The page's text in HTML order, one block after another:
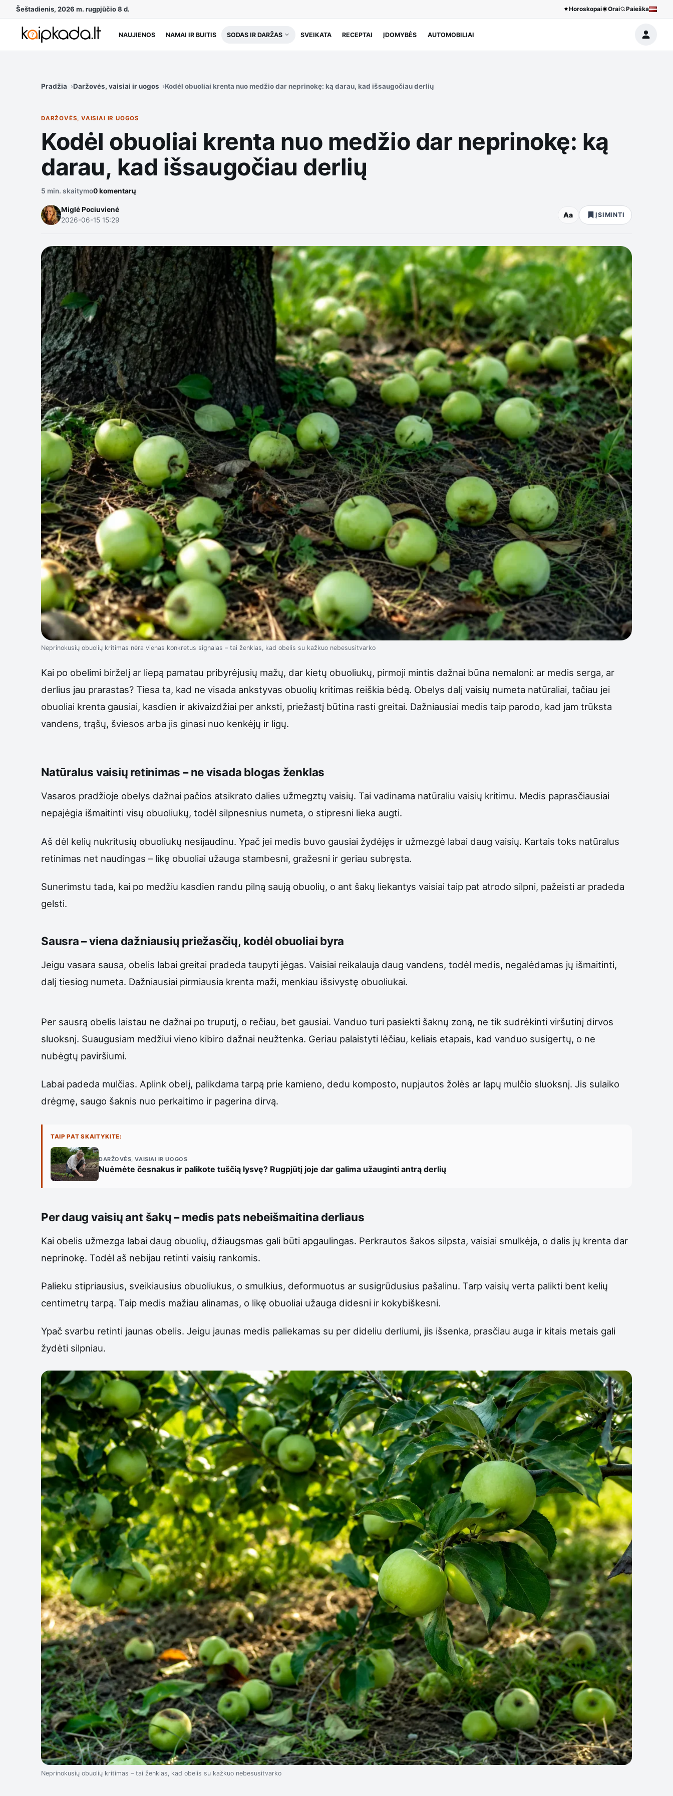
Šeštadienis, 2026 m. rugpjūčio 8 d. Horoskopai Orai Paieška
NAUJIENOS NAMAI IR BUITIS SODAS IR DARŽAS SVEIKATA RECEPTAI ĮDOMYBĖS AUTOMOBILIAI
Pradžia Daržovės, vaisiai ir uogos Kodėl obuoliai krenta nuo medžio dar neprinokę: ką darau, kad išsaugočiau derlių
DARŽOVĖS, VAISIAI IR UOGOS
Kodėl obuoliai krenta nuo medžio dar neprinokę: ką
darau, kad išsaugočiau derlių
5 min. skaitymo0 komentarų
Miglė Pociuvienė
2026-06-15 15:29
Aa ĮSIMINTI
Neprinokusių obuolių kritimas nėra vienas konkretus signalas – tai ženklas, kad obelis su kažkuo nebesusitvarko
Kai po obelimi birželį ar liepą pamatau pribyrėjusių mažų, dar kietų obuoliukų, pirmoji mintis dažnai būna nemaloni: ar medis serga, ar
derlius jau prarastas? Tiesa ta, kad ne visada ankstyvas obuolių kritimas reiškia bėdą. Obelys dalį vaisių numeta natūraliai, tačiau jei
obuoliai krenta gausiai, kasdien ir akivaizdžiai per anksti, priežastį būtina rasti greitai. Dažniausiai medis taip parodo, kad jam trūksta
vandens, trąšų, šviesos arba jis ginasi nuo kenkėjų ir ligų.
Natūralus vaisių retinimas – ne visada blogas ženklas
Vasaros pradžioje obelys dažnai pačios atsikrato dalies užmegztų vaisių. Tai vadinama natūraliu vaisių kritimu. Medis paprasčiausiai
nepajėgia išmaitinti visų obuoliukų, todėl silpnesnius numeta, o stipresni lieka augti.
Aš dėl kelių nukritusių obuoliukų nesijaudinu. Ypač jei medis buvo gausiai žydėjęs ir užmezgė labai daug vaisių. Kartais toks natūralus
retinimas net naudingas – likę obuoliai užauga stambesni, gražesni ir geriau subręsta.
Sunerimstu tada, kai po medžiu kasdien randu pilną saują obuolių, o ant šakų liekantys vaisiai taip pat atrodo silpni, pažeisti ar pradeda
gelsti.
Sausra – viena dažniausių priežasčių, kodėl obuoliai byra
Jeigu vasara sausa, obelis labai greitai pradeda taupyti jėgas. Vaisiai reikalauja daug vandens, todėl medis, negalėdamas jų išmaitinti,
dalį tiesiog numeta. Dažniausiai pirmiausia krenta maži, menkiau išsivystę obuoliukai.
Per sausrą obelis laistau ne dažnai po truputį, o rečiau, bet gausiai. Vanduo turi pasiekti šaknų zoną, ne tik sudrėkinti viršutinį dirvos
sluoksnį. Suaugusiam medžiui vieno kibiro dažnai neužtenka. Geriau palaistyti lėčiau, keliais etapais, kad vanduo susigertų, o ne
nubėgtų paviršiumi.
Labai padeda mulčias. Aplink obelį, palikdama tarpą prie kamieno, dedu komposto, nupjautos žolės ar lapų mulčio sluoksnį. Jis sulaiko
drėgmę, saugo šaknis nuo perkaitimo ir pagerina dirvą.
TAIP PAT SKAITYKITE:
DARŽOVĖS, VAISIAI IR UOGOS
Nuėmėte česnakus ir palikote tuščią lysvę? Rugpjūtį joje dar galima užauginti antrą derlių
Per daug vaisių ant šakų – medis pats nebeišmaitina derliaus
Kai obelis užmezga labai daug obuolių, džiaugsmas gali būti apgaulingas. Perkrautos šakos silpsta, vaisiai smulkėja, o dalis jų krenta dar
neprinokę. Todėl aš nebijau retinti vaisių rankomis.
Palieku stipriausius, sveikiausius obuoliukus, o smulkius, deformuotus ar susigrūdusius pašalinu. Tarp vaisių verta palikti bent kelių
centimetrų tarpą. Taip medis mažiau alinamas, o likę obuoliai užauga didesni ir kokybiškesni.
Ypač svarbu retinti jaunas obelis. Jeigu jaunas medis paliekamas su per dideliu derliumi, jis išsenka, prasčiau auga ir kitais metais gali
žydėti silpniau.
Neprinokusių obuolių kritimas – tai ženklas, kad obelis su kažkuo nebesusitvarko